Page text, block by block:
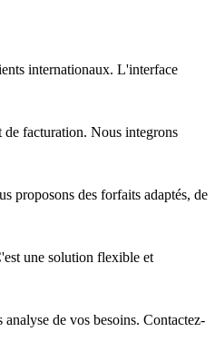
internationaux. L'interface
de facturation. Nous integrons
proposons des forfaits adaptés, de
une solution flexible et
de vos besoins. Contactez-